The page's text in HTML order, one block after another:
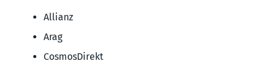
Allianz
Arag
CosmosDirekt